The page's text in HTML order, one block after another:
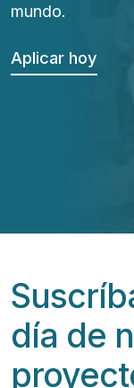
mundo.
Aplicar hoy
día de